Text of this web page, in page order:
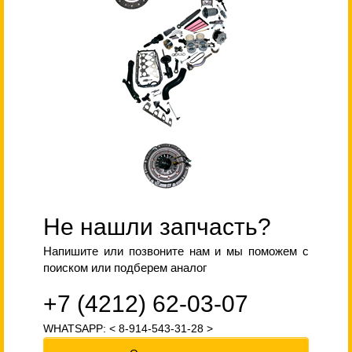
Не нашли запчасть?
Напишите или позвоните нам и мы поможем с
поиском или подберем аналог
+7 (4212) 62-03-07
WHATSAPP: < 8-914-543-31-28 >